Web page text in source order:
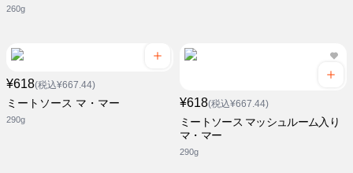
260g
¥618(税込¥667.44)
ミートソース マ・マー
290g
¥618(税込¥667.44)
ミートソース マッシュルーム入り
マ・マー
290g